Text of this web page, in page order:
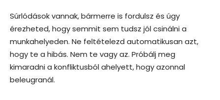
Súrlódások vannak, bármerre is fordulsz és úgy
érezheted, hogy semmit sem tudsz jól csinálni a
munkahelyeden. Ne feltételezd automatikusan azt,
hogy te a hibás. Nem te vagy az. Próbálj meg
kimaradni a konfliktusból ahelyett, hogy azonnal
beleugranál.